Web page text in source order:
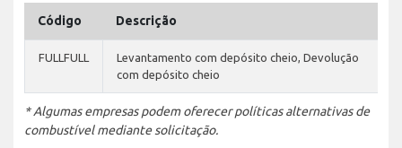
Código Descrição
FULLFULL
Levantamento com depósito cheio, Devolução
com depósito cheio
* Algumas empresas podem oferecer políticas alternativas de
combustível mediante solicitação.